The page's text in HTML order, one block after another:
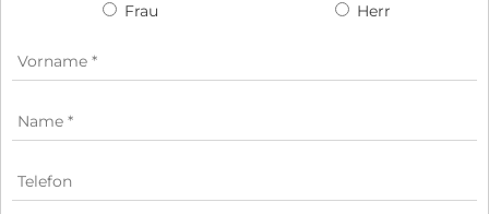
Frau Herr